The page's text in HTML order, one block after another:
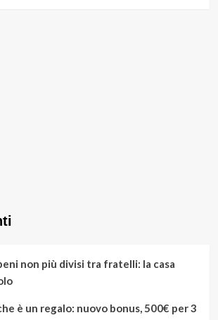
non più divisi tra fratelli: la casa
è un regalo: nuovo bonus, 500€ per 3